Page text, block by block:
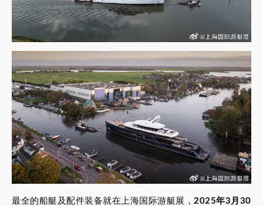
最全的船艇及配件装备就在上海国际游艇展， 2025年3月30